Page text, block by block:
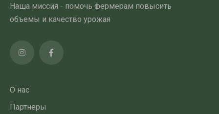
Наша миссия - помочь фермерам повысить
объемы и качество урожая
О нас
Партнеры